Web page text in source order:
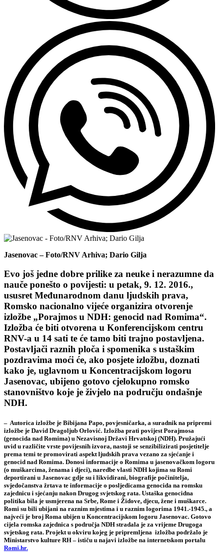
Jasenovac – Foto/RNV Arhiva; Dario Gilja
Evo još jedne dobre prilike za neuke i nerazumne da
nauče ponešto o povijesti: u petak, 9. 12. 2016.,
ususret Međunarodnom danu ljudskih prava,
Romsko nacionalno vijeće organizira otvorenje
izložbe „Porajmos u NDH: genocid nad Romima“.
Izložba će biti otvorena u Konferencijskom centru
RNV-a u 14 sati te će tamo biti trajno postavljena.
Postavljači raznih ploča i spomenika s ustaškim
pozdravima moći će, ako posjete izložbu, doznati
kako je, uglavnom u Koncentracijskom logoru
Jasenovac, ubijeno gotovo cjelokupno romsko
stanovništvo koje je živjelo na području ondašnje
NDH.
– Autorica izložbe je Bibijana Papo, povjesničarka, a suradnik na pripremi
izložbe je David Dragoljub Orlović. Izložba prati povijest Porajmosa
(genocida nad Romima) u Nezavisnoj Državi Hrvatskoj (NDH). Pružajući
uvid u različite vrste povijesnih izvora, nastoji se senzibilizirati posjetitelje
prema temi te promovirati aspekt ljudskih prava vezano za sjećanje i
genocid nad Romima. Donosi informacije o Romima u jasenovačkom logoru
(o muškarcima, ženama i djeci), naredbe vlasti NDH kojima su Romi
deportirani u Jasenovac gdje su i likvidirani, biografije počinitelja,
svjedočanstva žrtava te informacije o posljedicama genocida na romsku
zajednicu i sjećanju nakon Drugog svjetskog rata. Ustaška genocidna
politika bila je usmjerena na Srbe, Rome i Židove, djecu, žene i muškarce.
Romi su bili ubijani na raznim mjestima i u raznim logorima 1941.-1945., a
najveći je broj Roma ubijen u Koncentracijskom logoru Jasenovac. Gotovo
cijela romska zajednica s područja NDH stradala je za vrijeme Drugoga
svjetskog rata. Projekt u okviru kojeg je pripremljena izložba podržalo je
Ministarstvo kulture RH – ističu u najavi izložbe na internetskom portalu
Romi.hr.